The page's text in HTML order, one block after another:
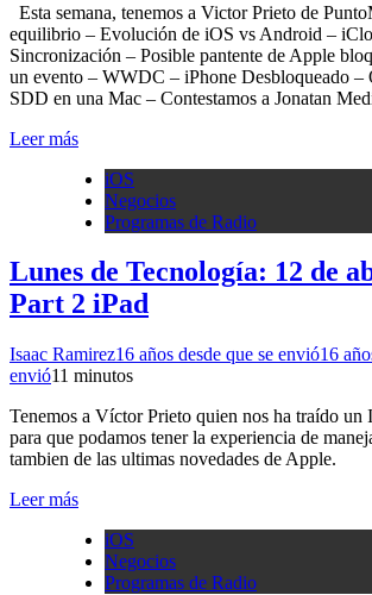
Esta semana, tenemos a Victor Prieto de
equilibrio – Evolución de iOS vs Android –
Sincronización – Posible pantente de Apple
un evento – WWDC – iPhone Desbloqueado –
SDD en una Mac – Contestamos a Jonatan
Leer más
iOS
Negocios
Programas de Radio
Lunes de Tecnología: 12 de
Part 2 iPad
Isaac Ramirez16 años desde que se envió16
envió11 minutos
Tenemos a Víctor Prieto quien nos ha traído un
para que podamos tener la experiencia de
tambien de las ultimas novedades de Apple.
Leer más
iOS
Negocios
Programas de Radio